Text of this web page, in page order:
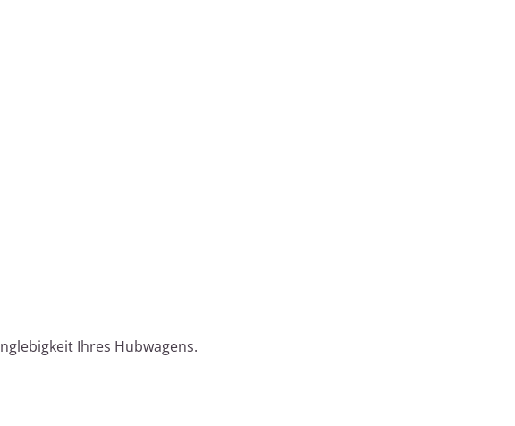
Ihres Hubwagens.